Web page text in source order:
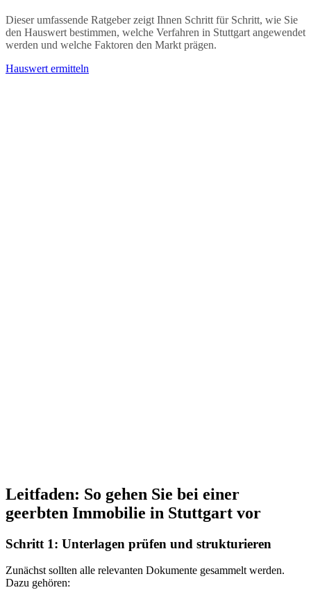
Dieser umfassende Ratgeber zeigt Ihnen Schritt für Schritt, wie Sie
den Hauswert bestimmen, welche Verfahren in Stuttgart angewendet
werden und welche Faktoren den Markt prägen.
Hauswert ermitteln
Leitfaden: So gehen Sie bei einer
geerbten Immobilie in Stuttgart vor
Schritt 1: Unterlagen prüfen und strukturieren
Zunächst sollten alle relevanten Dokumente gesammelt werden.
Dazu gehören: